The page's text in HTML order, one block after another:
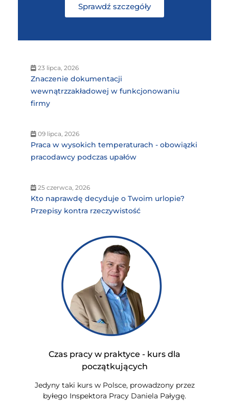
Sprawdź szczegóły
23 lipca, 2026
Znaczenie dokumentacji
wewnątrzzakładowej w funkcjonowaniu
firmy
09 lipca, 2026
Praca w wysokich temperaturach - obowiązki
pracodawcy podczas upałów
25 czerwca, 2026
Kto naprawdę decyduje o Twoim urlopie?
Przepisy kontra rzeczywistość
Czas pracy w praktyce - kurs dla
początkujących
Jedyny taki kurs w Polsce, prowadzony przez
byłego Inspektora Pracy Daniela Pałygę.